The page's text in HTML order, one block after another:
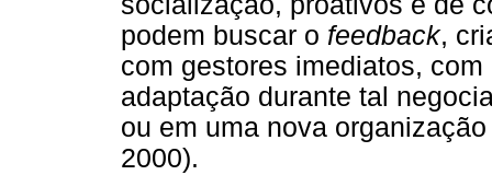
podem buscar o feedback,
com gestores imediatos,
adaptação durante tal
ou em uma nova
2000).